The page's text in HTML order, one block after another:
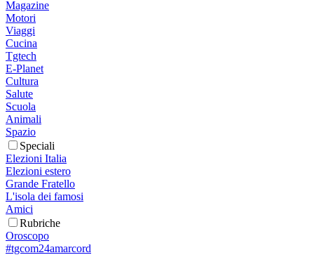
Magazine
Motori
Viaggi
Cucina
Tgtech
E-Planet
Cultura
Salute
Scuola
Animali
Spazio
Speciali
Elezioni Italia
Elezioni estero
Grande Fratello
L'isola dei famosi
Amici
Rubriche
Oroscopo
#tgcom24amarcord